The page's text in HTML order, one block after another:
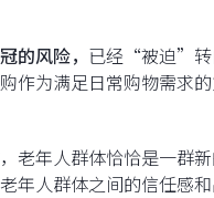
的风险， 已经“被迫”转
作为满足日常购物需求的
年人群体恰恰是一群
年人群体之间的信任感和